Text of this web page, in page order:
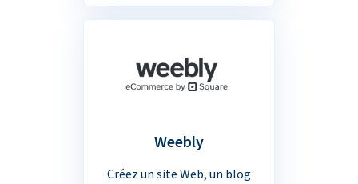
Weebly
Créez un site Web, un blog